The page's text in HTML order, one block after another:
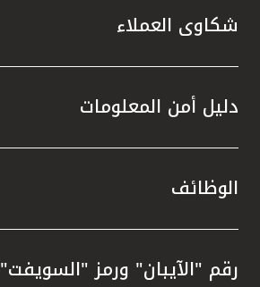
شكاوى العملاء
دليل أمن المعلومات
الوظائف
رقم "الآيبان" ورمز "السويفت"